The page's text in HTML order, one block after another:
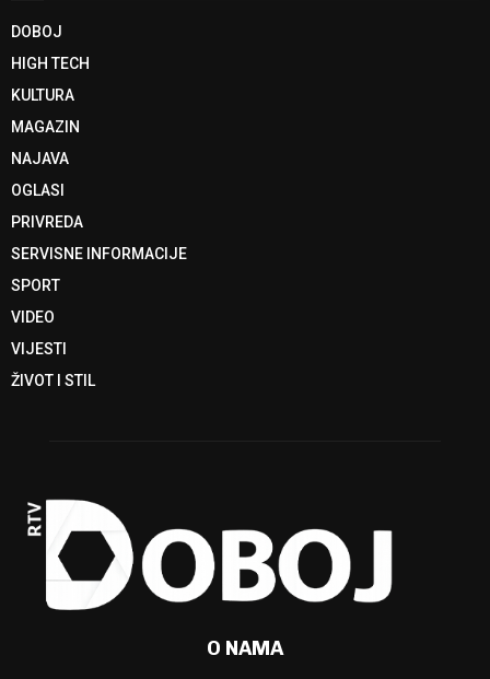
DOBOJ
HIGH TECH
KULTURA
MAGAZIN
NAJAVA
OGLASI
PRIVREDA
SERVISNE INFORMACIJE
SPORT
VIDEO
VIJESTI
ŽIVOT I STIL
O NAMA